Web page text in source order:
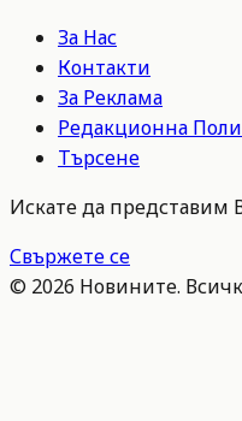
За Нас
Контакти
За Реклама
Редакционна
Търсене
Искате да представим
Свържете се
© 2026 Новините.